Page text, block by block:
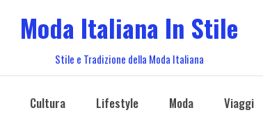
Moda Italiana In Stile
Stile e Tradizione della Moda Italiana
Cultura Lifestyle Moda Viaggi